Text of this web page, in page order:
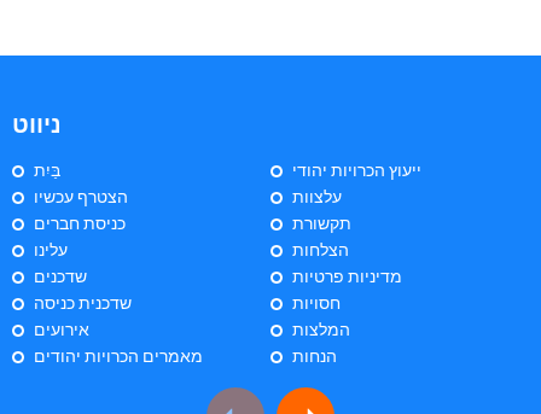
ניווט
בַּיִת
הצטרף עכשיו
כניסת חברים
עלינו
שדכנים
שדכנית כניסה
אירועים
מאמרים הכרויות יהודים
ייעוץ הכרויות יהודי
עלצוות
תקשורת
הצלחות
מדיניות פרטיות
חסויות
המלצות
הנחות